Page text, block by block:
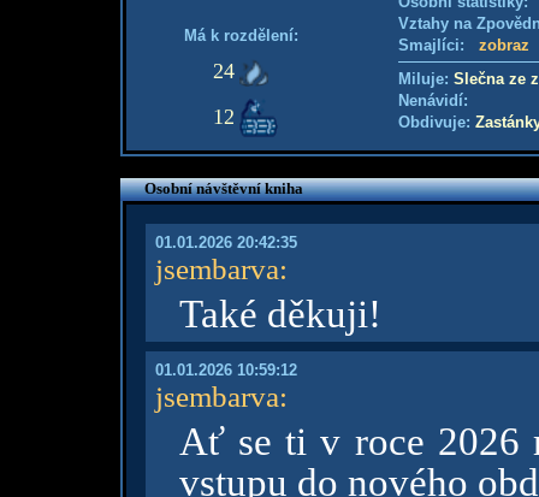
Má k rozdělení:
24
12
Vztahy na
Smajlíci: zobraz
Miluje: Slečna ze
Nenávidí:
Obdivuje:
Osobní návštěvní kniha
01.01.2026 20:42:35
jsembarva:
Také děkuji!
01.01.2026 10:59:12
jsembarva:
Ať se ti v roce 2026
vstupu do nového